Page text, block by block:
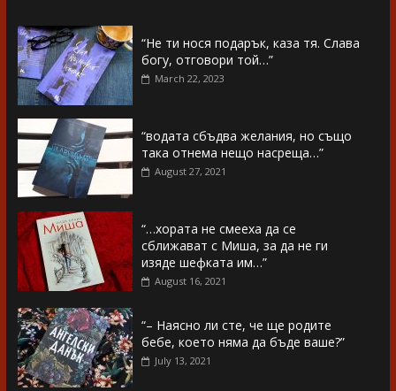
“Не ти нося подарък, каза тя. Слава
богу, отговори той…”
March 22, 2023
“водата сбъдва желания, но също
така отнема нещо насреща…”
August 27, 2021
“…хората не смееха да се
сближават с Миша, за да не ги
изяде шефката им…”
August 16, 2021
“– Наясно ли сте, че ще родите
бебе, което няма да бъде ваше?”
July 13, 2021